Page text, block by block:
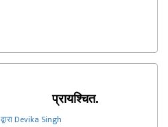
प्रायश्चित.
द्वारा Devika Singh